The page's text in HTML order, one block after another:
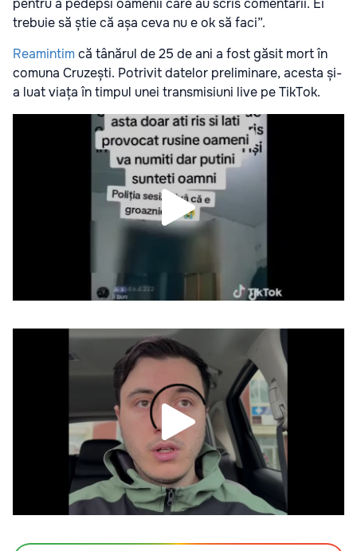
pentru a pedepsi oamenii care au scris comentarii. Ei
trebuie să știe că așa ceva nu e ok să faci”.
Reamintim că tânărul de 25 de ani a fost găsit mort în
comuna Cruzești. Potrivit datelor preliminare, acesta și-
a luat viața în timpul unei transmisiuni live pe TikTok.